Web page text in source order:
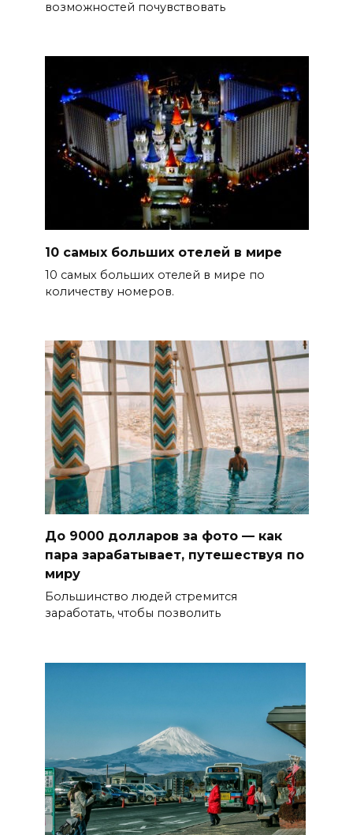
возможностей почувствовать
10 самых больших отелей в мире
10 самых больших отелей в мире по
количеству номеров.
До 9000 долларов за фото — как
пара зарабатывает, путешествуя по
миру
Большинство людей стремится
заработать, чтобы позволить